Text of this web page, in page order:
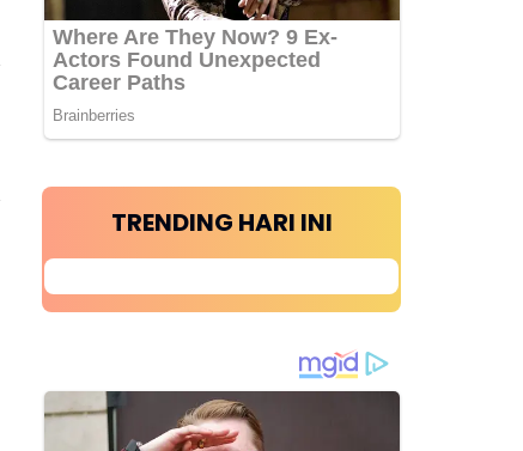
TRENDING HARI INI